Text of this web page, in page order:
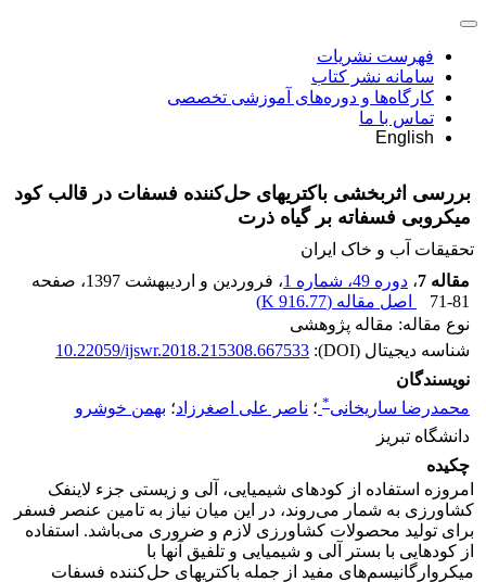
فهرست نشریات
سامانه نشر کتاب
کارگاه‌ها و دوره‌های آموزشی تخصصی
تماس با ما
English
بررسی اثربخشی باکتریهای حل‌کننده فسفات در قالب کود
میکروبی فسفاته بر گیاه ذرت
تحقیقات آب و خاک ایران
مقاله 7
، دوره 49، شماره 1 ، فروردین و اردیبهشت 1397
، صفحه
71-81
اصل مقاله (916.77 K
)
نوع مقاله: مقاله پژوهشی
شناسه دیجیتال (DOI):
10.22059/ijswr.2018.215308.667533
نویسندگان
محمدرضا ساریخانی* ؛ ناصر علی اصغرزاد؛ بهمن خوشرو
دانشگاه تبریز
چکیده
امروزه استفاده از کودهای شیمیایی، آلی و زیستی جزء لاینفک
کشاورزی به شمار می‌روند، در این میان نیاز به تامین عنصر فسفر
برای تولید محصولات کشاورزی لازم و ضروری می‌باشد. استفاده
از کودهایی با بستر آلی و شیمیایی و تلفیق آنها با
میکروارگانیسم‌های مفید از جمله باکتریهای حل‌کننده فسفات